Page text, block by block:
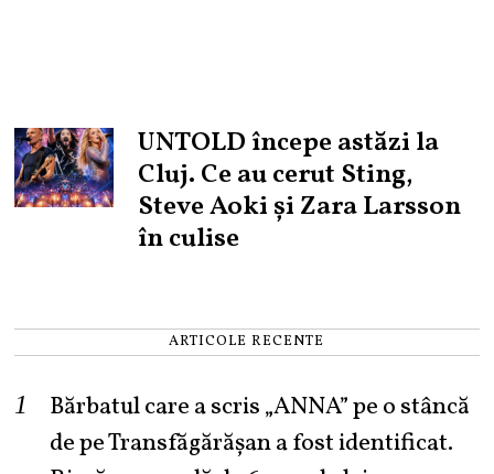
UNTOLD începe astăzi la
Cluj. Ce au cerut Sting,
Steve Aoki și Zara Larsson
în culise
ARTICOLE RECENTE
Bărbatul care a scris „ANNA” pe o stâncă
de pe Transfăgărășan a fost identificat.